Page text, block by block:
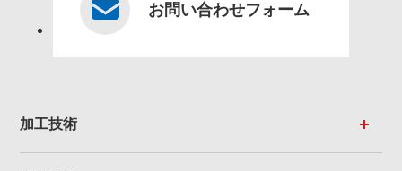
お問い合わせフォーム
加工技術